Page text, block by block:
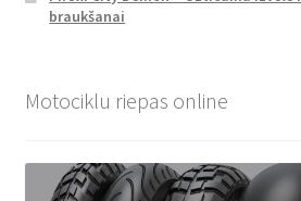
braukšanai
Motociklu riepas online